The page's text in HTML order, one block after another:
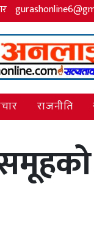
राजनीति